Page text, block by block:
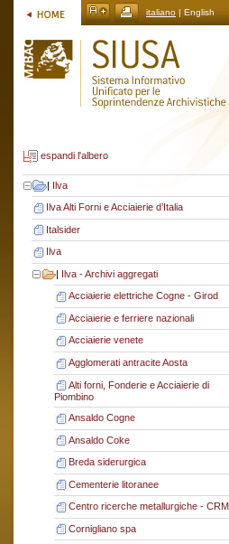
italiano | English
espandi l'albero
| Ilva
Ilva Alti Forni e Acciaierie d’Italia
Italsider
Ilva
| Ilva - Archivi aggregati
Acciaierie elettriche Cogne - Girod
Acciaierie e ferriere nazionali
Acciaierie venete
Agglomerati antracite Aosta
Alti forni, Fonderie e Acciaierie di
Piombino
Ansaldo Cogne
Ansaldo Coke
Breda siderurgica
Cementerie litoranee
Centro ricerche metallurgiche - CRM
Cornigliano spa